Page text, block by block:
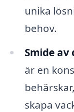
unika
behov.
Smide
är en
skapa